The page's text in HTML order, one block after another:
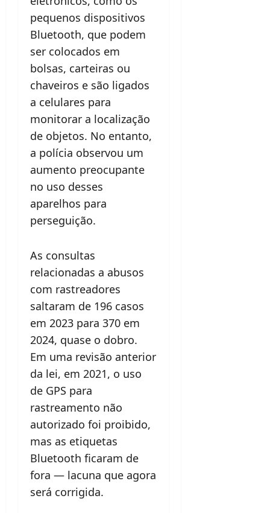
pequenos dispositivos
Bluetooth, que podem
ser colocados em
bolsas, carteiras ou
chaveiros e são ligados
a celulares para
monitorar a localização
de objetos. No entanto,
a polícia observou um
aumento preocupante
no uso desses
aparelhos para
perseguição.
As consultas
relacionadas a abusos
com rastreadores
saltaram de 196 casos
em 2023 para 370 em
2024, quase o dobro.
Em uma revisão anterior
da lei, em 2021, o uso
de GPS para
rastreamento não
autorizado foi proibido,
mas as etiquetas
Bluetooth ficaram de
fora — lacuna que agora
será corrigida.